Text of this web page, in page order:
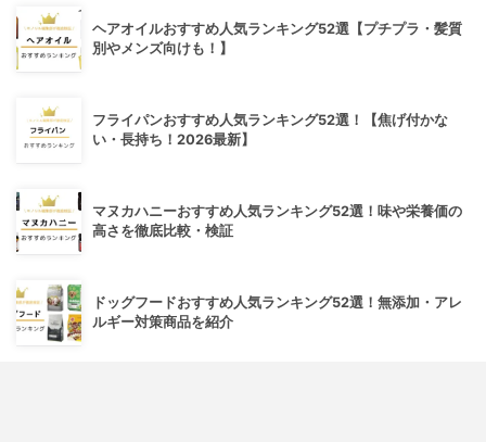
ヘアオイルおすすめ人気ランキング52選【プチプラ・髪質
別やメンズ向けも！】
フライパンおすすめ人気ランキング52選！【焦げ付かな
い・長持ち！2026最新】
マヌカハニーおすすめ人気ランキング52選！味や栄養価の
高さを徹底比較・検証
ドッグフードおすすめ人気ランキング52選！無添加・アレ
ルギー対策商品を紹介